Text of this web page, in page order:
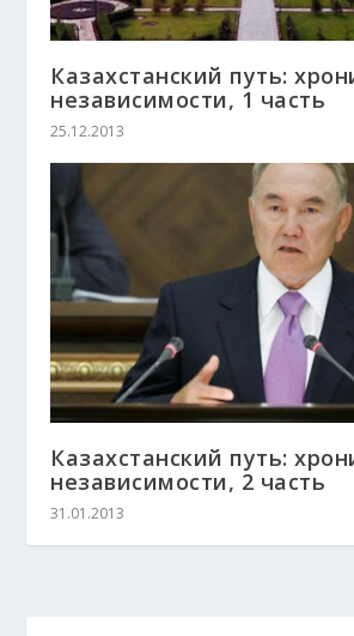
Казахстанский путь:
независимости, 1 часть
25.12.2013
Казахстанский путь:
независимости, 2 часть
31.01.2013